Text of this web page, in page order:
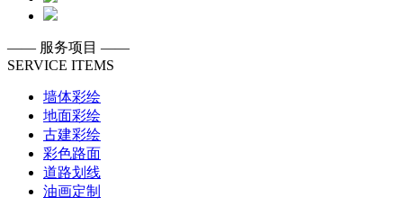
—— 服务项目 ——
SERVICE ITEMS
墙体彩绘
地面彩绘
古建彩绘
彩色路面
道路划线
油画定制